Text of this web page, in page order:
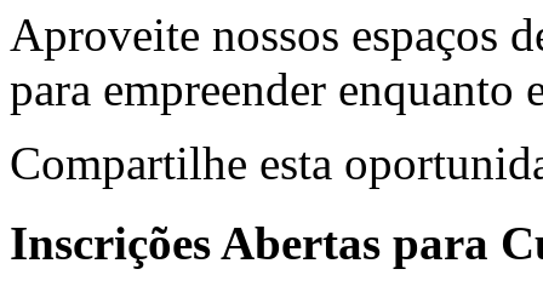
Aproveite nossos espaços
para empreender enquanto
Compartilhe esta
Inscrições Abertas para